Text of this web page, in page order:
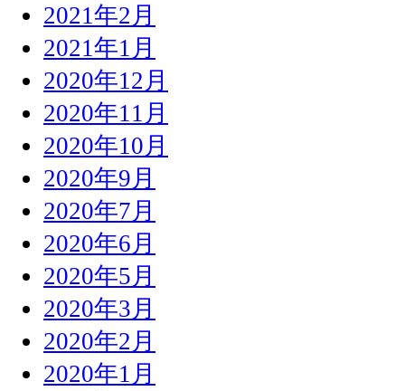
2021年2月
2021年1月
2020年12月
2020年11月
2020年10月
2020年9月
2020年7月
2020年6月
2020年5月
2020年3月
2020年2月
2020年1月